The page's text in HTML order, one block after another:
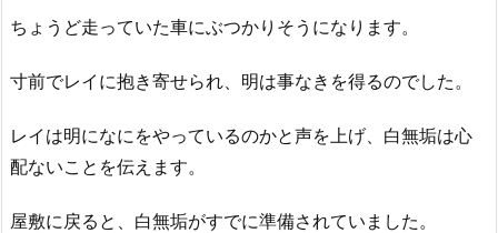
ちょうど走っていた車にぶつかりそうになります。
寸前でレイに抱き寄せられ、明は事なきを得るのでした。
レイは明になにをやっているのかと声を上げ、白無垢は心
配ないことを伝えます。
屋敷に戻ると、白無垢がすでに準備されていました。